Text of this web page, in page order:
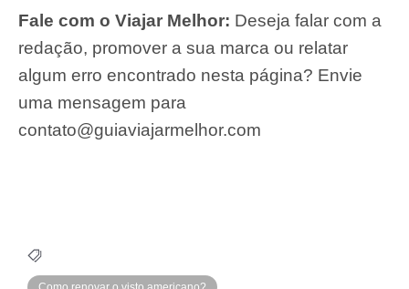
Fale com o Viajar Melhor: Deseja falar com a
redação, promover a sua marca ou relatar
algum erro encontrado nesta página? Envie
uma mensagem para
contato@guiaviajarmelhor.com